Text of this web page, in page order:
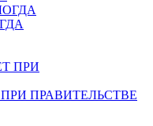
ПРАВИТЕЛЬСТВЕ